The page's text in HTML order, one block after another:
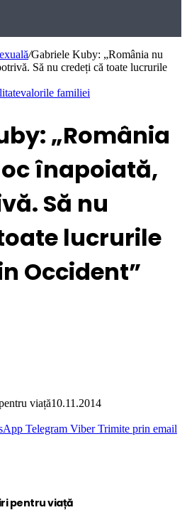
/Gabriele Kuby: „România nu
Să nu credeți că toate lucrurile
valorile familiei
„România
înapoiată,
Să nu
lucrurile
Occident”
viață10.11.2014
Telegram Viber Trimite prin email
pentru viață